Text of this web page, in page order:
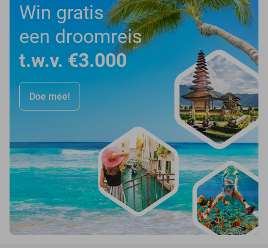
Win gratis
een droomreis
t.w.v. €3.000
Doe mee!